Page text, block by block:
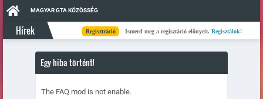
MAGYAR GTA KÖZÖSSÉG
Hírek Regisztráció Ismerd meg a regisztáció előnyeit.Regisztálok!
Egy hiba történt!
The FAQ mod is not enable.